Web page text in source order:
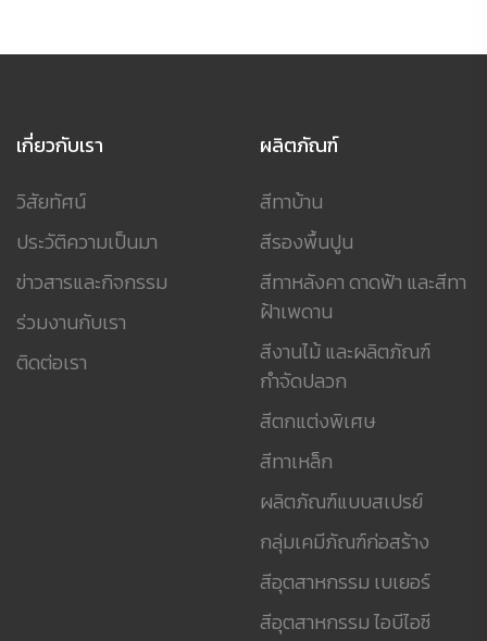
เกี่ยวกับเรา
วิสัยทัศน์
ประวัติความเป็นมา
ข่าวสารและกิจกรรม
ร่วมงานกับเรา
ติดต่อเรา
ผลิตภัณฑ์
สีทาบ้าน
สีรองพื้นปูน
สีทาหลังคา ดาดฟ้า และสีทา
ฝ้าเพดาน
สีงานไม้ และผลิตภัณฑ์
กำจัดปลวก
สีตกแต่งพิเศษ
สีทาเหล็ก
ผลิตภัณฑ์แบบสเปรย์
กลุ่มเคมีภัณฑ์ก่อสร้าง
สีอุตสาหกรรม เบเยอร์
สีอุตสาหกรรม ไอบีไอซี